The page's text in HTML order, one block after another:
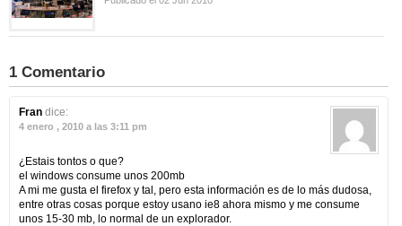
1 Comentario
Fran dice:
4 enero , 2010 a las 3:11 pm
¿Estais tontos o que?
el windows consume unos 200mb
A mi me gusta el firefox y tal, pero esta información es de lo más dudosa,
entre otras cosas porque estoy usano ie8 ahora mismo y me consume
unos 15-30 mb, lo normal de un explorador.